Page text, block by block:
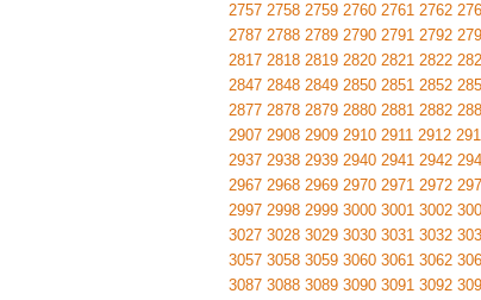
2757 2758 2759 2760 2761 2762
2787 2788 2789 2790 2791 2792
2817 2818 2819 2820 2821 2822
2847 2848 2849 2850 2851 2852
2877 2878 2879 2880 2881 2882
2907 2908 2909 2910 2911 2912
2937 2938 2939 2940 2941 2942
2967 2968 2969 2970 2971 2972
2997 2998 2999 3000 3001 3002
3027 3028 3029 3030 3031 3032
3057 3058 3059 3060 3061 3062
3087 3088 3089 3090 3091 3092